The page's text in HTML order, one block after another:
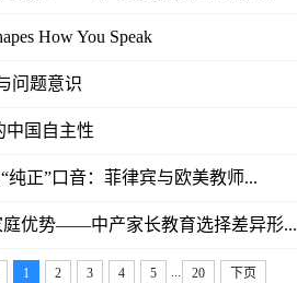
How You Speak
问题意识
中国自主性
纯正”口音：菲律宾与欧美教师...
庭优势——中产家长教育选择差异形...
1 2 3 4 5 20 下页